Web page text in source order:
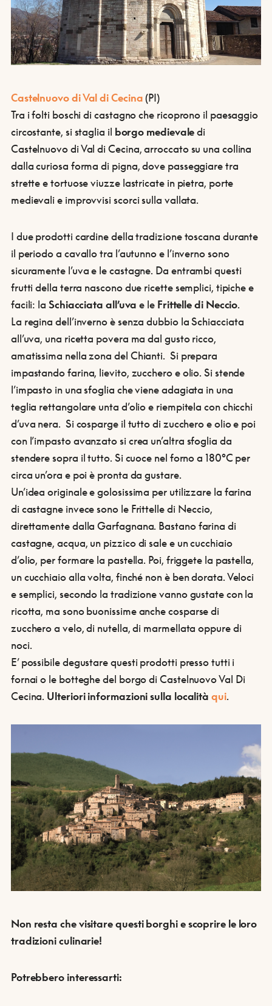
Castelnuovo di Val di Cecina(PI)
Tra i folti boschi di castagno che ricoprono il paesaggio
circostante, si staglia il borgo medievaledi
Castelnuovo di Val di Cecina, arroccato su una collina
dalla curiosa forma di pigna, dove passeggiare tra
strette e tortuose viuzze lastricate in pietra, porte
medievali e improvvisi scorci sulla vallata.
I due prodotti cardine della tradizione toscana durante
il periodo a cavallo tra l’autunno e l’inverno sono
sicuramente l’uva e le castagne. Da entrambi questi
frutti della terra nascono due ricette semplici, tipiche e
facili: la Schiacciata all’uva e le Frittelle di Neccio.
La regina dell’inverno è senza dubbio la Schiacciata
all’uva, una ricetta povera ma dal gusto ricco,
amatissima nella zona del Chianti. Si prepara
impastando farina, lievito, zucchero e olio. Si stende
l’impasto in una sfoglia che viene adagiata in una
teglia rettangolare unta d’olio e riempitela con chicchi
d’uva nera. Si cosparge il tutto di zucchero e olio e poi
con l’impasto avanzato si crea un’altra sfoglia da
stendere sopra il tutto. Si cuoce nel forno a 180°C per
circa un’ora e poi è pronta da gustare.
Un’idea originale e golosissima per utilizzare la farina
di castagne invece sono le Frittelle di Neccio,
direttamente dalla Garfagnana. Bastano farina di
castagne, acqua, un pizzico di sale e un cucchiaio
d’olio, per formare la pastella. Poi, friggete la pastella,
un cucchiaio alla volta, finché non è ben dorata. Veloci
e semplici, secondo la tradizione vanno gustate con la
ricotta, ma sono buonissime anche cosparse di
zucchero a velo, di nutella, di marmellata oppure di
noci.
E’ possibile degustare questi prodotti presso tutti i
fornai o le botteghe del borgo di Castelnuovo Val Di
Cecina. Ulteriori informazioni sulla localitàqui.
Non resta che visitare questi borghi e scoprire le loro
tradizioni culinarie!
Potrebbero interessarti: